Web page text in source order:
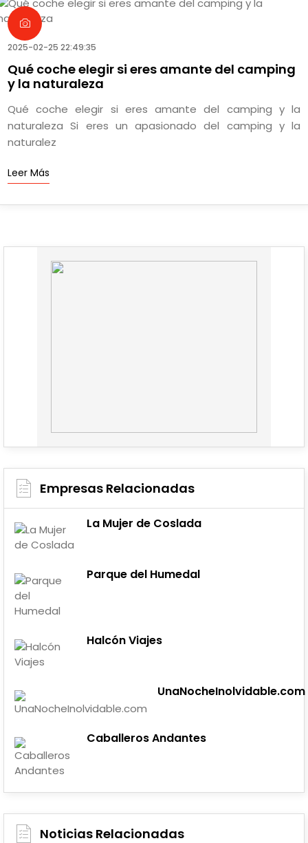
2025-02-25 22:49:35
Qué coche elegir si eres amante del camping
y la naturaleza
Qué coche elegir si eres amante del camping y la
naturaleza Si eres un apasionado del camping y la
naturalez
Leer Más
Empresas Relacionadas
La Mujer de Coslada
Parque del Humedal
Halcón Viajes
UnaNocheInolvidable.com
Caballeros Andantes
Noticias Relacionadas